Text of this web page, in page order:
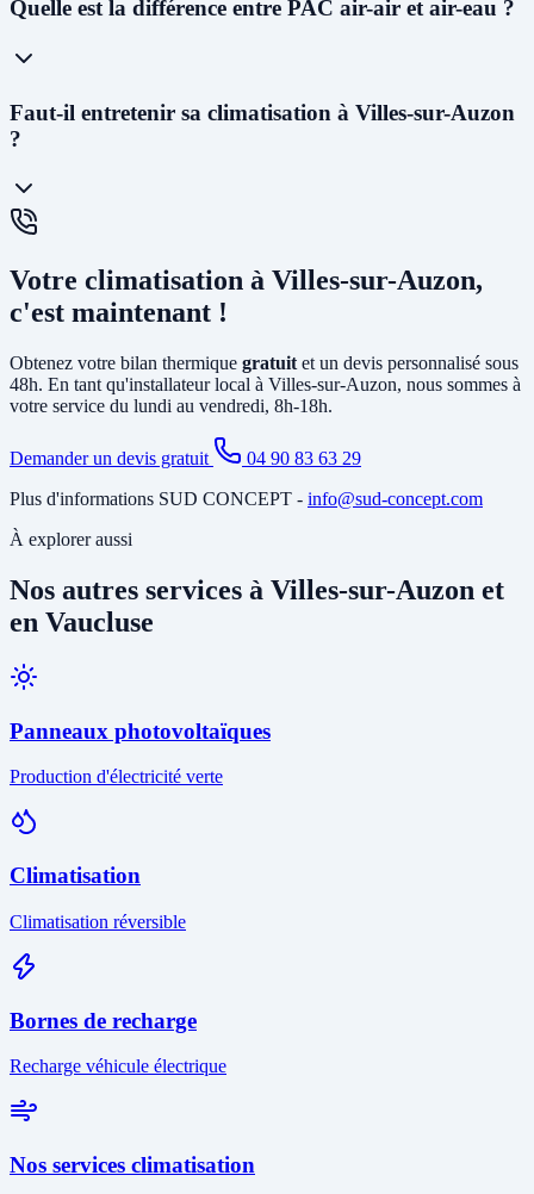
Vedène
semaines. En cas d'urgence (panne avant l'été), nous faisons notre
Quelle est la différence entre PAC air-air et air-eau ?
LaPAC air-air(climatisation réversible) souffle directement de l'air
chaud ou froid via des unités murales. Elle est idéale pour le
chauffage et la climatisation. La
produire votre eau chaude sanitaire. Elle remplace avantageusement
une chaudière gaz ou fioul et est éligible à MaPrimeRénov'.
Faut-il entretenir sa climatisation à Villes-sur-Auzon
?
Oui, un
proposons descontrats de maintenanceà Villes-sur-Auzon
incluant le nettoyage des filtres, la vérification du circuit frigorifique,
le contrôle des performances et la recharge éventuelle du fluide.
Votre climatisation à Villes-sur-Auzon,
c'est maintenant !
Obtenez votre bilan thermique gratuit et un devis personnalisé sous
48h. En tant qu'installateur local à Villes-sur-Auzon, nous sommes à
votre service du lundi au vendredi, 8h-18h.
Demander un devis gratuit
04 90 83 63 29
Plus d'informations SUD CONCEPT - info@sud-concept.com
À explorer aussi
Nos autres services à Villes-sur-Auzon et
en Vaucluse
Panneaux photovoltaïques
Production d'électricité verte
Climatisation
Climatisation réversible
Bornes de recharge
Recharge véhicule électrique
Nos services climatisation